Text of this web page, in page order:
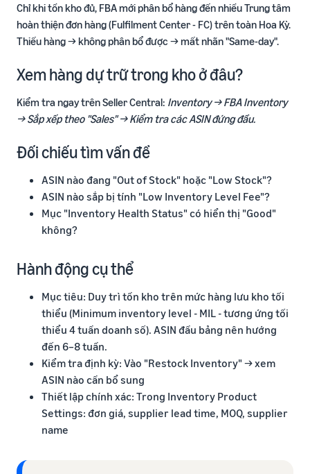
Chỉ khi tồn kho đủ, FBA mới phân bổ hàng đến nhiều Trung tâm
hoàn thiện đơn hàng (Fulfilment Center - FC) trên toàn Hoa Kỳ.
Thiếu hàng → không phân bổ được → mất nhãn "Same-day".
Xem hàng dự trữ trong kho ở đâu?
Kiểm tra ngay trên Seller Central: Inventory → FBA Inventory
→ Sắp xếp theo "Sales" → Kiểm tra các ASIN đứng đầu.
Đối chiếu tìm vấn đề
ASIN nào đang "Out of Stock" hoặc "Low Stock"?
ASIN nào sắp bị tính "Low Inventory Level Fee"?
Mục "Inventory Health Status" có hiển thị "Good"
không?
Hành động cụ thể
Mục tiêu: Duy trì tồn kho trên mức hàng lưu kho tối
thiểu (Minimum inventory level - MIL - tương ứng tối
thiểu 4 tuần doanh số). ASIN đầu bảng nên hướng
đến 6–8 tuần.
Kiểm tra định kỳ: Vào "Restock Inventory" → xem
ASIN nào cần bổ sung
Thiết lập chính xác: Trong Inventory Product
Settings: đơn giá, supplier lead time, MOQ, supplier
name